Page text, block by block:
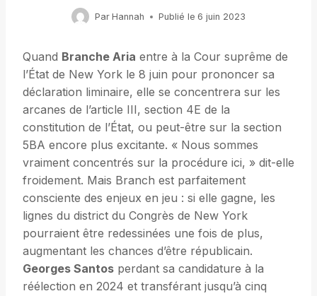
Par Hannah Publié le 6 juin 2023
Quand Branche Aria entre à la Cour suprême de
l’État de New York le 8 juin pour prononcer sa
déclaration liminaire, elle se concentrera sur les
arcanes de l’article III, section 4E de la
constitution de l’État, ou peut-être sur la section
5BA encore plus excitante. « Nous sommes
vraiment concentrés sur la procédure ici, » dit-elle
froidement. Mais Branch est parfaitement
consciente des enjeux en jeu : si elle gagne, les
lignes du district du Congrès de New York
pourraient être redessinées une fois de plus,
augmentant les chances d’être républicain.
Georges Santos perdant sa candidature à la
réélection en 2024 et transférant jusqu’à cinq